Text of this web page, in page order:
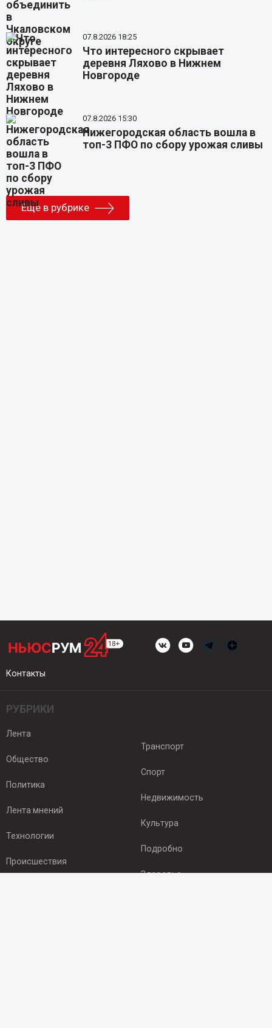
07.8.2026 18:25
Что интересного скрывает
деревня Ляхово в Нижнем
Новгороде
07.8.2026 15:30
Нижегородская область вошла в
топ-3 ПФО по сбору урожая сливы
Еще в рубрике
Контакты
РУБРИКИ
Лента
Общество
Политика
Лента мнений
Технологии
Происшествия
Транспорт
Спорт
Недвижимость
Культура
Подробно
Здоровье